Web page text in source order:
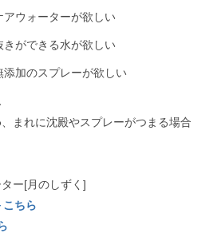
ウォーターが欲しい
ができる水が欲しい
加のスプレーが欲しい
まれに沈殿やスプレーがつまる場合
ー[月のしずく]
こちら